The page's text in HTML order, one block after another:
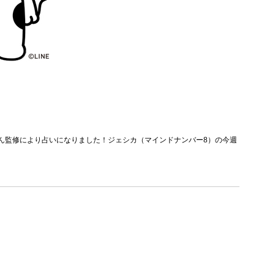
修により占いになりました！ジェシカ（マインドナンバー8）の今週